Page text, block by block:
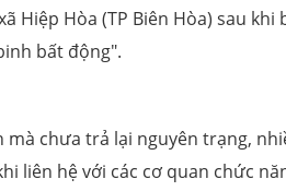
Hiệp Hòa (TP Biên Hòa) sau khi
bất động".
mà chưa trả lại nguyên trạng,
liên hệ với các cơ quan chức